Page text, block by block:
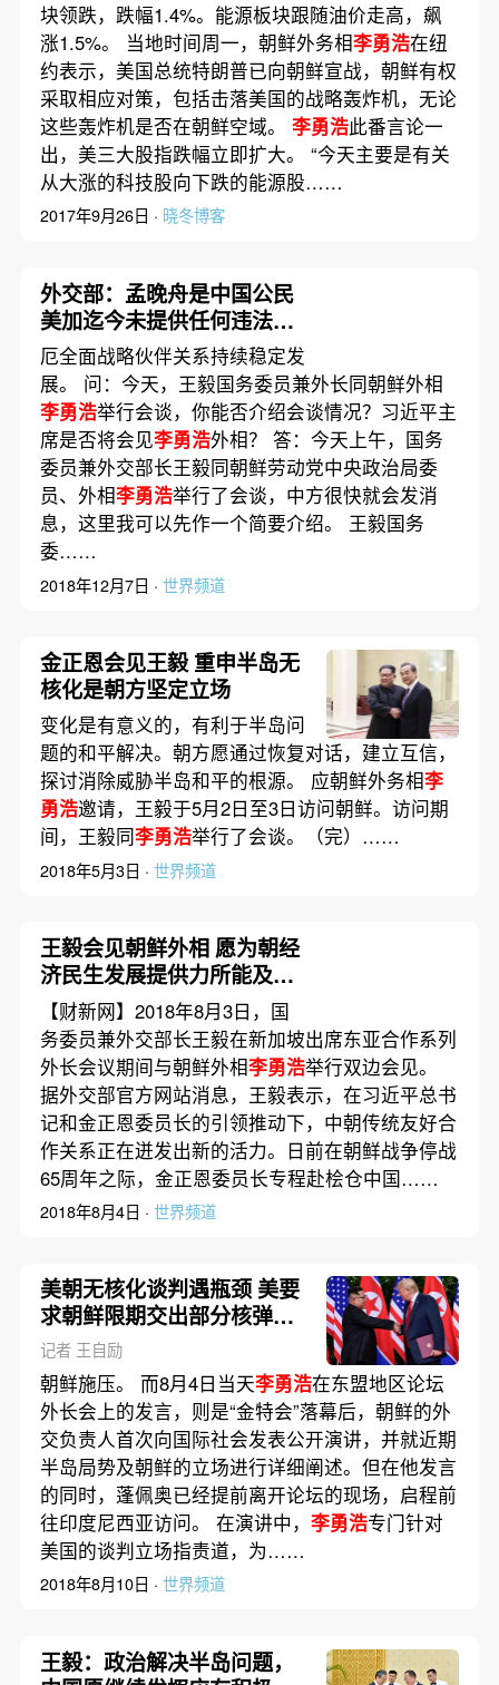
块领跌，跌幅1.4%。能源板块跟随油价走高，飙
涨1.5%。 当地时间周一，朝鲜外务相李勇浩在纽
约表示，美国总统特朗普已向朝鲜宣战，朝鲜有权
采取相应对策，包括击落美国的战略轰炸机，无论
这些轰炸机是否在朝鲜空域。 李勇浩此番言论一
出，美三大股指跌幅立即扩大。 “今天主要是有关
从大涨的科技股向下跌的能源股……
2017年9月26日 · 晓冬博客
外交部：孟晚舟是中国公民
美加迄今未提供任何违法证
据
厄全面战略伙伴关系持续稳定发
展。 问：今天，王毅国务委员兼外长同朝鲜外相
李勇浩举行会谈，你能否介绍会谈情况？习近平主
席是否将会见李勇浩外相？ 答：今天上午，国务
委员兼外交部长王毅同朝鲜劳动党中央政治局委
员、外相李勇浩举行了会谈，中方很快就会发消
息，这里我可以先作一个简要介绍。 王毅国务
委……
2018年12月7日 · 世界频道
金正恩会见王毅 重申半岛无
核化是朝方坚定立场
变化是有意义的，有利于半岛问
题的和平解决。朝方愿通过恢复对话，建立互信，
探讨消除威胁半岛和平的根源。 应朝鲜外务相李
勇浩邀请，王毅于5月2日至3日访问朝鲜。访问期
间，王毅同李勇浩举行了会谈。（完）……
2018年5月3日 · 世界频道
王毅会见朝鲜外相 愿为朝经
济民生发展提供力所能及帮
助
【财新网】2018年8月3日，国
务委员兼外交部长王毅在新加坡出席东亚合作系列
外长会议期间与朝鲜外相李勇浩举行双边会见。
据外交部官方网站消息，王毅表示，在习近平总书
记和金正恩委员长的引领推动下，中朝传统友好合
作关系正在迸发出新的活力。日前在朝鲜战争停战
65周年之际，金正恩委员长专程赴桧仓中国……
2018年8月4日 · 世界频道
美朝无核化谈判遇瓶颈 美要
求朝鲜限期交出部分核弹头
屡遭拒
记者 王自励
朝鲜施压。 而8月4日当天李勇浩在东盟地区论坛
外长会上的发言，则是“金特会”落幕后，朝鲜的外
交负责人首次向国际社会发表公开演讲，并就近期
半岛局势及朝鲜的立场进行详细阐述。但在他发言
的同时，蓬佩奥已经提前离开论坛的现场，启程前
往印度尼西亚访问。 在演讲中， 李勇浩专门针对
美国的谈判立场指责道，为……
2018年8月10日 · 世界频道
王毅：政治解决半岛问题，